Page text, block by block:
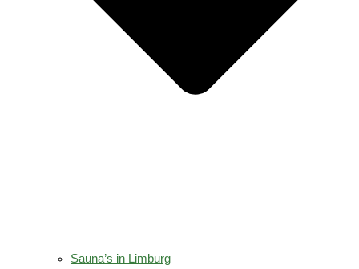
Sauna’s in Limburg